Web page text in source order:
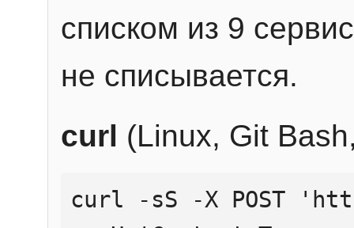
списком из 9
не списывается.
curl (Linux, Git
curl -sS -X POST